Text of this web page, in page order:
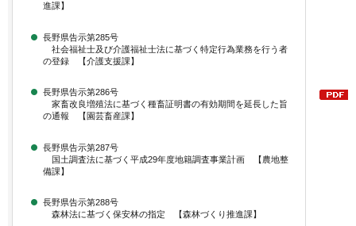
進課】
長野県告示第285号
社会福祉士及び介護福祉士法に基づく特定行為業務を行う者
の登録 【介護支援課】
長野県告示第286号
家畜改良増殖法に基づく種畜証明書の有効期間を延長した旨
の通報 【園芸畜産課】
長野県告示第287号
国土調査法に基づく平成29年度地籍調査事業計画 【農地整
備課】
長野県告示第288号
森林法に基づく保安林の指定 【森林づくり推進課】